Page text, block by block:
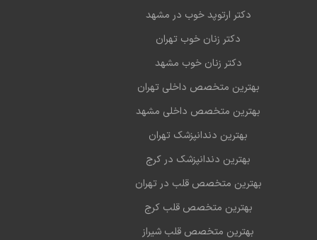
دکتر ارتوپد خوب در مشهد
دکتر زنان خوب تهران
دکتر زنان خوب مشهد
بهترین متخصص داخلی تهران
بهترین متخصص داخلی مشهد
بهترین دندانپزشک تهران
بهترین دندانپزشک در کرج
بهترین متخصص قلب در تهران
بهترین متخصص قلب کرج
بهترین متخصص قلب شیراز